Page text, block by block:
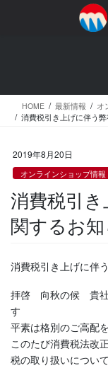
ス
ン
HOME 最新情報
オ
消費税引き上げに伴う
2019年8月20日
オンラインショップ情報
消費税引
関するお
消費税引き上げに伴
拝啓 向秋の候 貴社
す
平素は格別のご高配
このたび消費税法改
税の取り扱いについて